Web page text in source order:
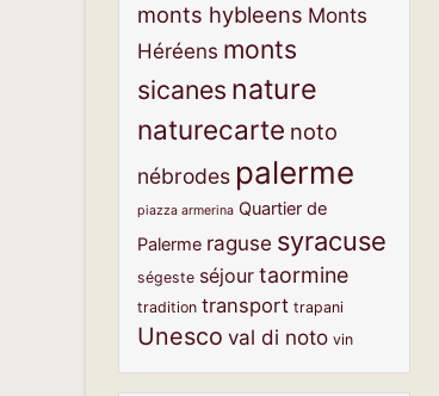
monts hybleens Monts
Héréens monts
sicanes nature
naturecarte noto
nébrodes palerme
piazza armerina Quartier de
Palerme raguse syracuse
ségeste séjour taormine
tradition transport trapani
Unesco val di noto vin